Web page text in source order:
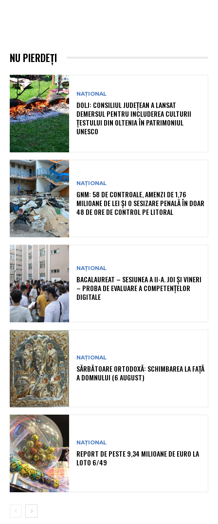
NU PIERDEȚI
NAȚIONAL
DOLJ: CONSILIUL JUDEȚEAN A LANSAT
DEMERSUL PENTRU INCLUDEREA CULTURII
ȚESTULUI DIN OLTENIA ÎN PATRIMONIUL
UNESCO
NAȚIONAL
GNM: 58 DE CONTROALE, AMENZI DE 1,76
MILIOANE DE LEI ȘI O SESIZARE PENALĂ ÎN DOAR
48 DE ORE DE CONTROL PE LITORAL
NAȚIONAL
BACALAUREAT – SESIUNEA A II-A. JOI ȘI VINERI
– PROBA DE EVALUARE A COMPETENȚELOR
DIGITALE
NAȚIONAL
SĂRBĂTOARE ORTODOXĂ: SCHIMBAREA LA FAȚĂ
A DOMNULUI (6 AUGUST)
NAȚIONAL
REPORT DE PESTE 9,34 MILIOANE DE EURO LA
LOTO 6/49